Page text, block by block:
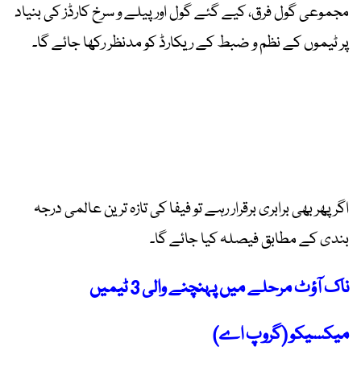
مجموعی گول فرق، کیے گئے گول اور پیلے و سرخ کارڈز کی بنیاد
پر ٹیموں کے نظم و ضبط کے ریکارڈ کو مدنظر رکھا جائے گا۔
اگر پھر بھی برابری برقرار رہے تو فیفا کی تازہ ترین عالمی درجہ
بندی کے مطابق فیصلہ کیا جائے گا۔
ناک آؤٹ مرحلے میں پہنچنے والی 3 ٹیمیں
میکسیکو (گروپ اے)